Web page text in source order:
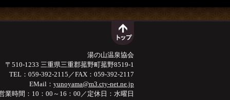
湯の山温泉協会
〒510-1233 三重県三重郡菰野町菰野8519-1
TEL：059-392-2115／FAX：059-392-2117
EMail： yunoyama@m3.cty-net.ne.jp
業時間：10：00～16：00／定休日：水曜日